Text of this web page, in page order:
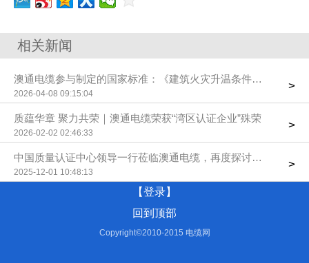
相关新闻
澳通电缆参与制定的国家标准：《建筑火灾升温条件下电缆耐火
2026-04-08 09:15:04
>
质藴华章 聚力共荣｜澳通电缆荣获“湾区认证企业”殊荣
2026-02-02 02:46:33
>
中国质量认证中心领导一行莅临澳通电缆，再度探讨电线电缆数
2025-12-01 10:48:13
>
【登录】
回到顶部
Copyright©2010-2015 电缆网